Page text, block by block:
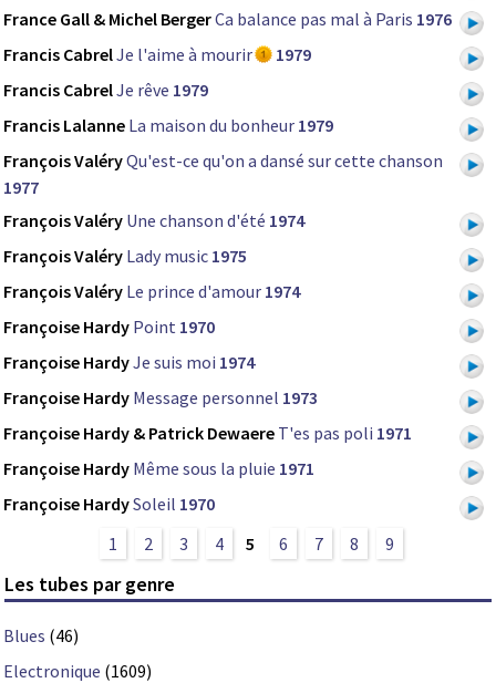
France Gall & Michel BergerCa balance pas mal à Paris 1976
Francis CabrelJe l'aime à mourir
1979
Francis CabrelJe rêve 1979
Francis Lalanne La maison du bonheur 1979
François ValéryQu'est-ce qu'on a dansé sur cette chanson
1977
François Valéry Une chanson d'été 1974
François Valéry Lady music 1975
François Valéry Le prince d'amour 1974
Françoise Hardy Point 1970
Françoise HardyJe suis moi 1974
Françoise Hardy Message personnel 1973
Françoise Hardy & Patrick Dewaere T'es pas poli 1971
Françoise Hardy Même sous la pluie 1971
Françoise HardySoleil 1970
1
2 3 4 5 6 7 8 9
Les tubes par genre
Blues (46)
Electronique (1609)